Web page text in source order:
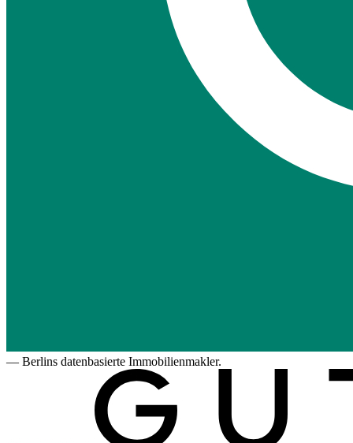
— Berlins datenbasierte Immobilienmakler.